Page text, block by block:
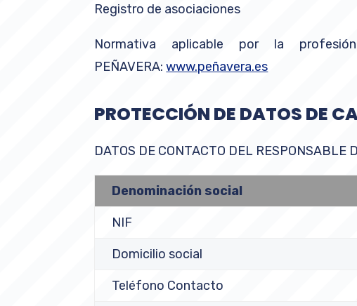
Registro de asociaciones
Normativa aplicable por la
PEÑAVERA:www.peñavera.es
PROTECCIÓN DE DATOS DE
DATOS DE CONTACTO DEL RESPONSABLE
Denominación social
NIF
Domicilio social
Teléfono Contacto